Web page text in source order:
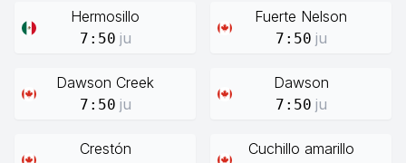
Hermosillo
7:50 ju
Fuerte Nelson
7:50 ju
Dawson Creek
7:50 ju
Dawson
7:50 ju
Crestón Cuchillo amarillo